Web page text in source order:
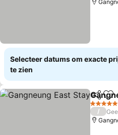
Selecteer datums om exacte
te zien
Delen
5 Sterren
/